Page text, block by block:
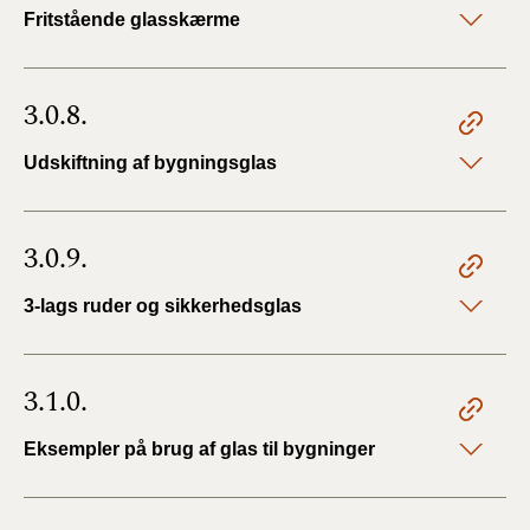
Fritstående glasskærme
3.0.8.
Udskiftning af bygningsglas
3.0.9.
3-lags ruder og sikkerhedsglas
3.1.0.
Eksempler på brug af glas til bygninger